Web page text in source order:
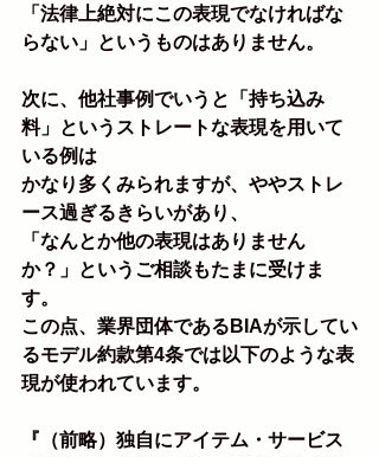
「法律上絶対にこの表現でなければな
らない」というものはありません。
次に、他社事例でいうと「持ち込み
料」というストレートな表現を用いて
いる例は
かなり多くみられますが、ややストレ
ース過ぎるきらいがあり、
「なんとか他の表現はありません
か？」というご相談もたまに受けま
す。
この点、業界団体であるBIAが示してい
るモデル約款第4条では以下のような表
現が使われています。
『（前略）独自にアイテム・サービス